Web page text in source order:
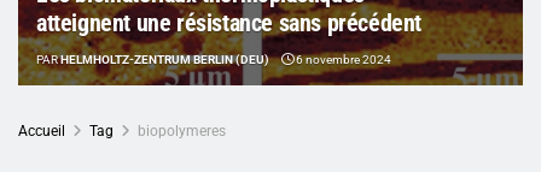
atteignent une résistance sans précédent
PARHELMHOLTZ-ZENTRUM BERLIN (DEU) 6 novembre 2024
Accueil Tag biopolymeres